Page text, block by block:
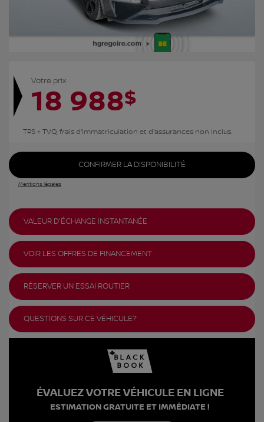
Votre prix
18 988$
TPS + TVQ, frais d'immatriculation et d'assurances non inclus.
CONFIRMER LA DISPONIBILITÉ
Mentions légales
VALEUR D'ÉCHANGE INSTANTANÉE
VOIR LES OFFRES DE FINANCEMENT
RÉSERVER UN ESSAI ROUTIER
QUESTIONS SUR CE VÉHICULE?
ÉVALUEZ VOTRE VÉHICULE EN LIGNE
ESTIMATION GRATUITE ET IMMÉDIATE !